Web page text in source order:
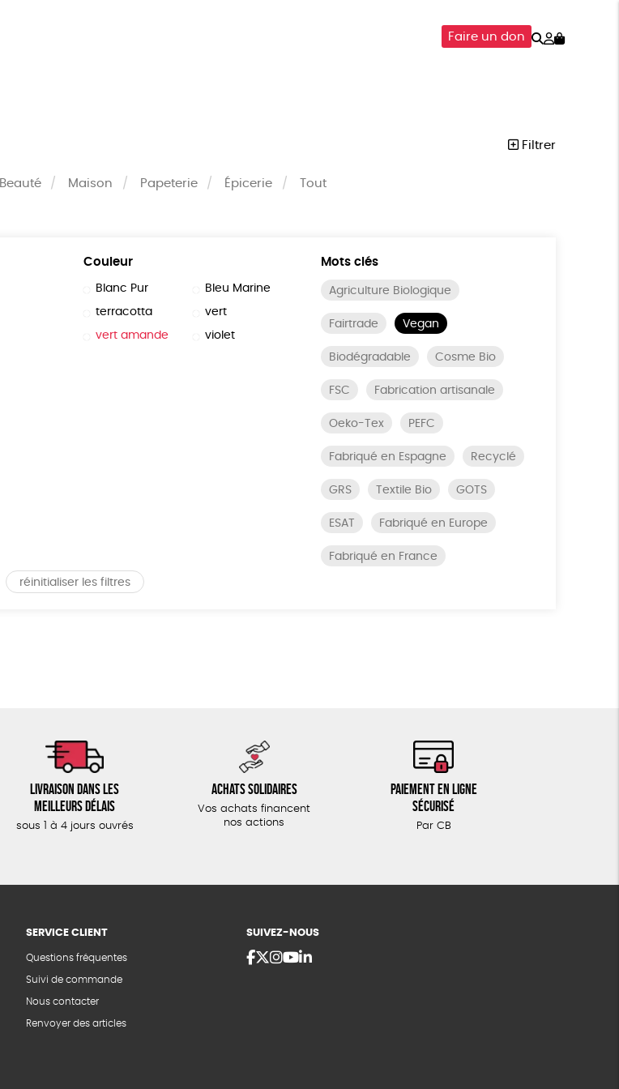
Faire un don Rechercher
Mon
Filtrer
Beauté Maison Papeterie Épicerie Tout
Couleur
Blanc Pur Bleu Marine
terracotta vert
vert amande violet
Mots clés
Agriculture Biologique
Fairtrade Vegan
Biodégradable Cosme Bio
FSC Fabrication artisanale
Oeko-Tex PEFC
Fabriqué en Espagne Recyclé
GRS Textile Bio GOTS
ESAT Fabriqué en Europe
Fabriqué en France
réinitialiser les filtres
Livraison dans les
meilleurs délais
sous 1 à 4 jours ouvrés
Achats solidaires
Vos achats financent
nos actions
Paiement en ligne
sécurisé
Par CB
SERVICE CLIENT
Questions fréquentes
Suivi de commande
Nous contacter
Renvoyer des articles
SUIVEZ-NOUS